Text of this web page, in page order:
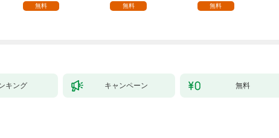
無料
てくれますか？(1)
無料 無料
キング キャンペーン 無料